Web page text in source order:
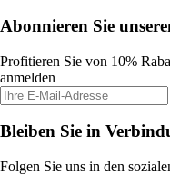
Abonnieren Sie
Profitieren Sie von 10%
anmelden
Bleiben Sie in
Folgen Sie uns in den